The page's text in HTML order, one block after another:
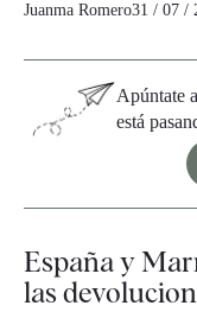
Juanma Romero31 / 07 /
Apúntate
está
España y
las